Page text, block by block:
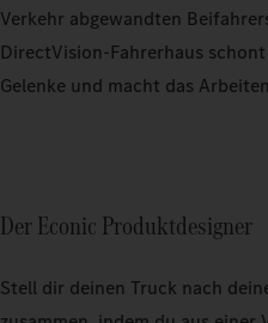
Verkehr abgewandten
DirectVision-Fahrerhaus
Gelenke und macht das
Der Econic Produktdesigner
Stell dir deinen Truck nach